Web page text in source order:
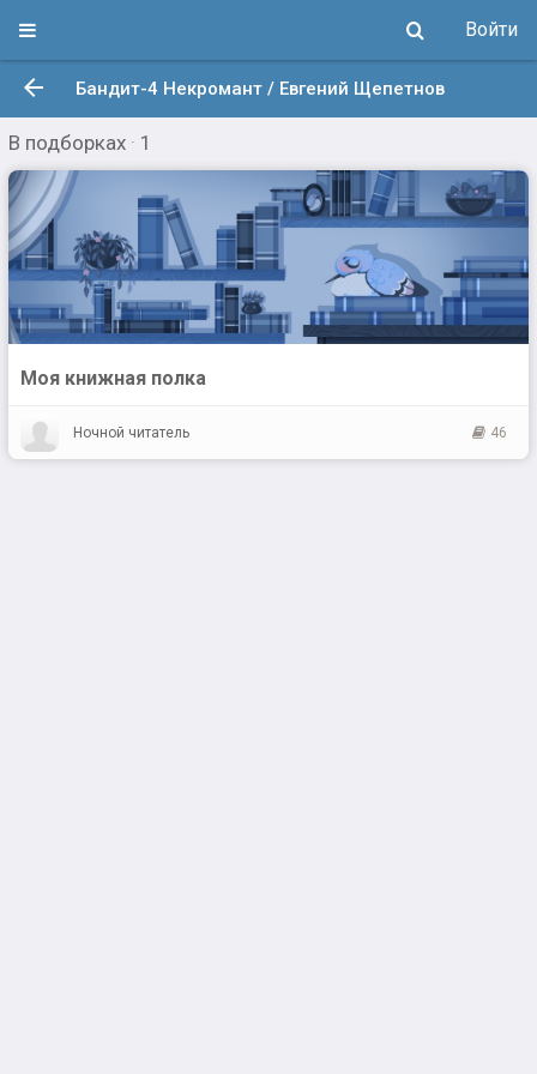
Войти
Бандит-4 Некромант / Евгений Щепетнов
В подборках · 1
Моя книжная полка
Ночной читатель 46